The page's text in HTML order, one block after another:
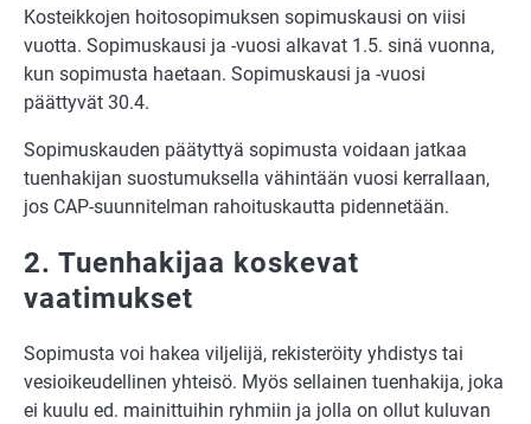
Kosteikkojen hoitosopimuksen sopimuskausi on viisi
vuotta. Sopimuskausi ja -vuosi alkavat 1.5. sinä vuonna,
kun sopimusta haetaan. Sopimuskausi ja -vuosi
päättyvät 30.4.
Sopimuskauden päätyttyä sopimusta voidaan jatkaa
tuenhakijan suostumuksella vähintään vuosi kerrallaan,
jos CAP-suunnitelman rahoituskautta pidennetään.
2. Tuenhakijaa koskevat
vaatimukset
Sopimusta voi hakea viljelijä, rekisteröity yhdistys tai
vesioikeudellinen yhteisö. Myös sellainen tuenhakija, joka
ei kuulu ed. mainittuihin ryhmiin ja jolla on ollut kuluvan